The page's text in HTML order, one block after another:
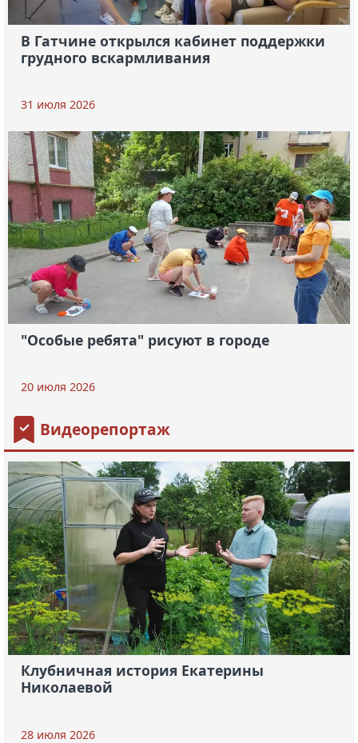
В Гатчине открылся кабинет поддержки
грудного вскармливания
31 июля 2026
"Особые ребята" рисуют в городе
20 июля 2026
Видеорепортаж
Клубничная история Екатерины
Николаевой
28 июля 2026